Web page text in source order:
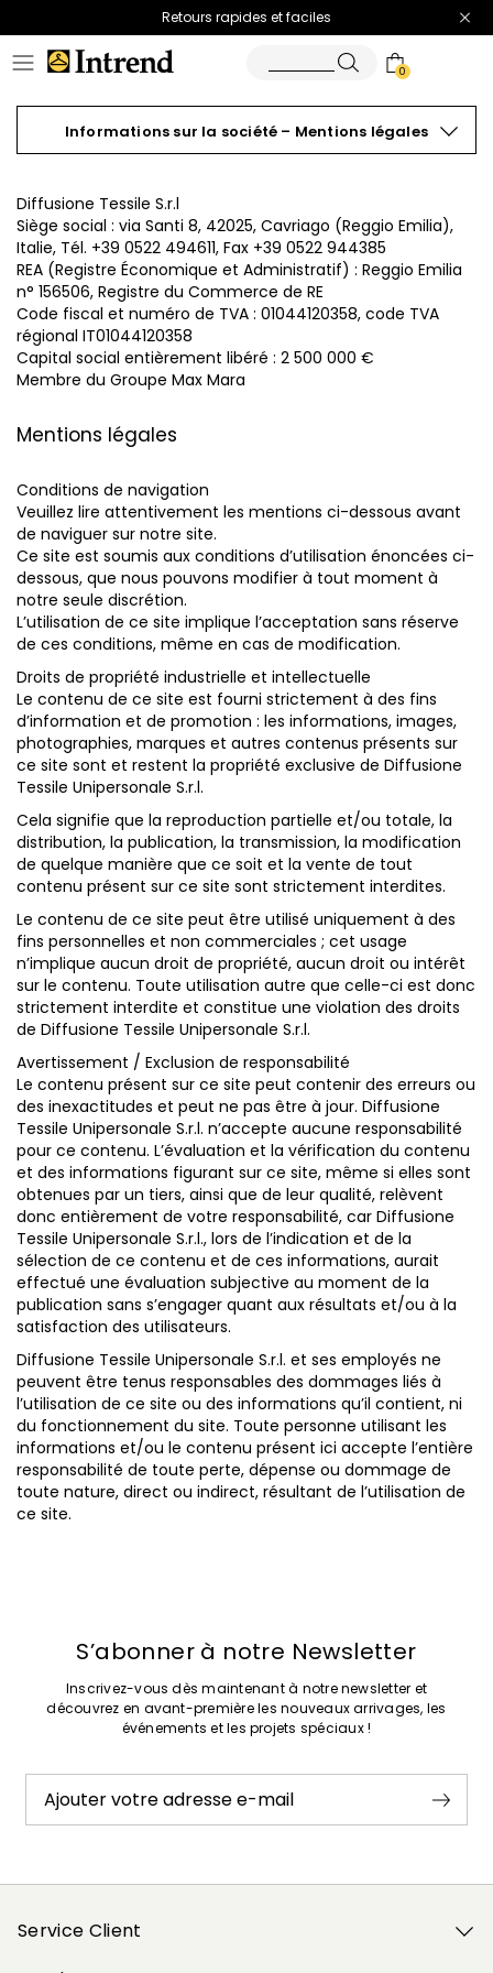
Retours rapides et faciles
0
Informations sur la société – Mentions légales
Diffusione Tessile S.r.l
Siège social : via Santi 8, 42025, Cavriago (Reggio Emilia),
Italie, Tél. +39 0522 494611, Fax +39 0522 944385
REA (Registre Économique et Administratif) : Reggio Emilia
n° 156506, Registre du Commerce de RE
Code fiscal et numéro de TVA : 01044120358, code TVA
régional IT01044120358
Capital social entièrement libéré : 2 500 000 €
Membre du Groupe Max Mara
Mentions légales
Conditions de navigation
Veuillez lire attentivement les mentions ci-dessous avant
de naviguer sur notre site.
Ce site est soumis aux conditions d’utilisation énoncées ci-
dessous, que nous pouvons modifier à tout moment à
notre seule discrétion.
L’utilisation de ce site implique l’acceptation sans réserve
de ces conditions, même en cas de modification.
Droits de propriété industrielle et intellectuelle
Le contenu de ce site est fourni strictement à des fins
d’information et de promotion : les informations, images,
photographies, marques et autres contenus présents sur
ce site sont et restent la propriété exclusive de Diffusione
Tessile Unipersonale S.r.l.
Cela signifie que la reproduction partielle et/ou totale, la
distribution, la publication, la transmission, la modification
de quelque manière que ce soit et la vente de tout
contenu présent sur ce site sont strictement interdites.
Le contenu de ce site peut être utilisé uniquement à des
fins personnelles et non commerciales ; cet usage
n’implique aucun droit de propriété, aucun droit ou intérêt
sur le contenu. Toute utilisation autre que celle-ci est donc
strictement interdite et constitue une violation des droits
de Diffusione Tessile Unipersonale S.r.l.
Avertissement / Exclusion de responsabilité
Le contenu présent sur ce site peut contenir des erreurs ou
des inexactitudes et peut ne pas être à jour. Diffusione
Tessile Unipersonale S.r.l. n’accepte aucune responsabilité
pour ce contenu. L’évaluation et la vérification du contenu
et des informations figurant sur ce site, même si elles sont
obtenues par un tiers, ainsi que de leur qualité, relèvent
donc entièrement de votre responsabilité, car Diffusione
Tessile Unipersonale S.r.l., lors de l’indication et de la
sélection de ce contenu et de ces informations, aurait
effectué une évaluation subjective au moment de la
publication sans s’engager quant aux résultats et/ou à la
satisfaction des utilisateurs.
Diffusione Tessile Unipersonale S.r.l. et ses employés ne
peuvent être tenus responsables des dommages liés à
l’utilisation de ce site ou des informations qu’il contient, ni
du fonctionnement du site. Toute personne utilisant les
informations et/ou le contenu présent ici accepte l’entière
responsabilité de toute perte, dépense ou dommage de
toute nature, direct ou indirect, résultant de l’utilisation de
ce site.
S’abonner à notre Newsletter
Inscrivez-vous dès maintenant à notre newsletter et
découvrez en avant-première les nouveaux arrivages, les
événements et les projets spéciaux !
Ajouter votre adresse e-mail
Service Client